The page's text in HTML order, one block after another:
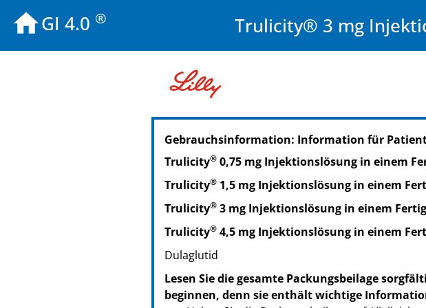
GI 4.0 ® Trulicity® 3 mg
PZN: 16840340
PPN: 111684034004
NTIN: 04150168403406
PPN: 111684036357
NTIN: 04150168403635
Gebrauchsinformation: Information für
Trulicity® 0,75 mg Injektionslösung in einem
Trulicity® 1,5 mg Injektionslösung in einem
Trulicity® 3 mg Injektionslösung in einem
Trulicity® 4,5 mg Injektionslösung in einem
Dulaglutid
Lesen Sie die gesamte Packungsbeilage
beginnen, denn sie enthält wichtige